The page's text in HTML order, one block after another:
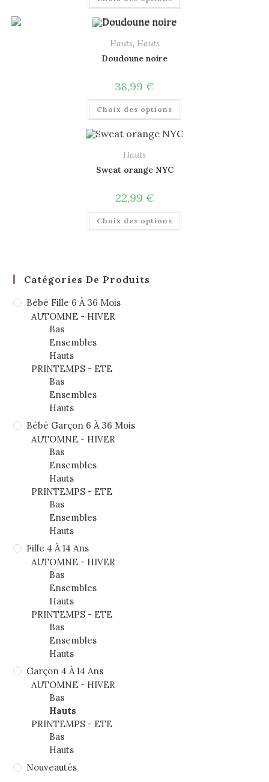
Hauts, Hauts
Doudoune noire
38,99 €
Choix des options
Hauts
Sweat orange NYC
22,99 €
Choix des options
Catégories De Produits
Bébé Fille 6 À 36 Mois
AUTOMNE - HIVER
Bas
Ensembles
Hauts
PRINTEMPS - ETE
Bas
Ensembles
Hauts
Bébé Garçon 6 À 36 Mois
AUTOMNE - HIVER
Bas
Ensembles
Hauts
PRINTEMPS - ETE
Bas
Ensembles
Hauts
Fille 4 À 14 Ans
AUTOMNE - HIVER
Bas
Ensembles
Hauts
PRINTEMPS - ETE
Bas
Ensembles
Hauts
Garçon 4 À 14 Ans
AUTOMNE - HIVER
Bas
Hauts
PRINTEMPS - ETE
Bas
Hauts
Nouveautés